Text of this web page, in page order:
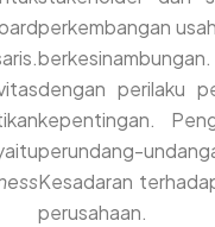
perkembangan
dengan perilaku
kepentingan.
perundang-
Kesadaran
perusahaan.